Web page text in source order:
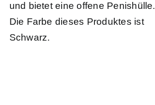
und bietet eine offene Penishülle.
Die Farbe dieses Produktes ist
Schwarz.